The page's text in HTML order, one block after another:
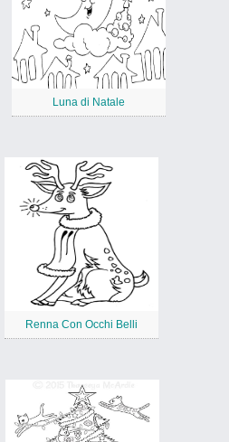
Luna di Natale
Renna Con Occhi Belli